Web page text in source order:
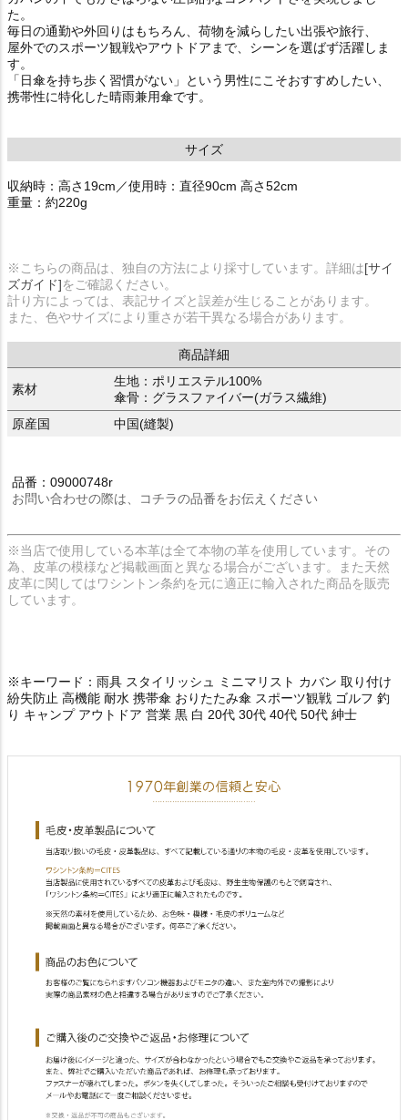
た。
毎日の通勤や外回りはもちろん、荷物を減らしたい出張や旅行、
屋外でのスポーツ観戦やアウトドアまで、シーンを選ばず活躍しま
す。
「日傘を持ち歩く習慣がない」という男性にこそおすすめしたい、
携帯性に特化した晴雨兼用傘です。
サイズ
収納時：高さ19cm／使用時：直径90cm 高さ52cm
重量：約220g
※こちらの商品は、独自の方法により採寸しています。詳細は[サイ
ズガイド]をご確認ください。
計り方によっては、表記サイズと誤差が生じることがあります。
また、色やサイズにより重さが若干異なる場合があります。
商品詳細
素材
生地：ポリエステル100%
傘骨：グラスファイバー(ガラス繊維)
原産国
中国(縫製)
品番：09000748r
お問い合わせの際は、コチラの品番をお伝えください
※当店で使用している本革は全て本物の革を使用しています。その
為、皮革の模様など掲載画面と異なる場合がございます。また天然
皮革に関してはワシントン条約を元に適正に輸入された商品を販売
しています。
※キーワード：雨具 スタイリッシュ ミニマリスト カバン 取り付け
紛失防止 高機能 耐水 携帯傘 おりたたみ傘 スポーツ観戦 ゴルフ 釣
り キャンプ アウトドア 営業 黒 白 20代 30代 40代 50代 紳士